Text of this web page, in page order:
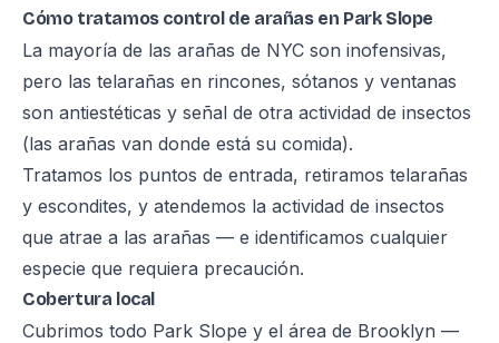
Cómo tratamos control de arañas en Park Slope
La mayoría de las arañas de NYC son inofensivas,
pero las telarañas en rincones, sótanos y ventanas
son antiestéticas y señal de otra actividad de insectos
(las arañas van donde está su comida).
Tratamos los puntos de entrada, retiramos telarañas
y escondites, y atendemos la actividad de insectos
que atrae a las arañas — e identificamos cualquier
especie que requiera precaución.
Cobertura local
Cubrimos todo Park Slope y el área de Brooklyn —